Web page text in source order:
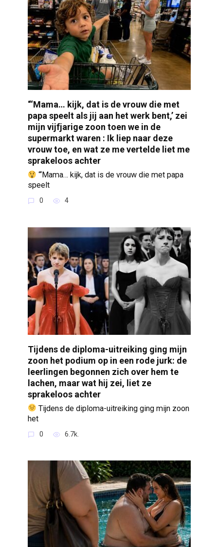
“‘Mama… kijk, dat is de vrouw die met
papa speelt als jij aan het werk bent,’ zei
mijn vijfjarige zoon toen we in de
supermarkt waren : Ik liep naar deze
vrouw toe, en wat ze me vertelde liet me
sprakeloos achter
“‘Mama… kijk, dat is de vrouw die met papa
speelt
0 4
Tijdens de diploma-uitreiking ging mijn
zoon het podium op in een rode jurk: de
leerlingen begonnen zich over hem te
lachen, maar wat hij zei, liet ze
sprakeloos achter
Tijdens de diploma-uitreiking ging mijn zoon
het
0 6.7k.